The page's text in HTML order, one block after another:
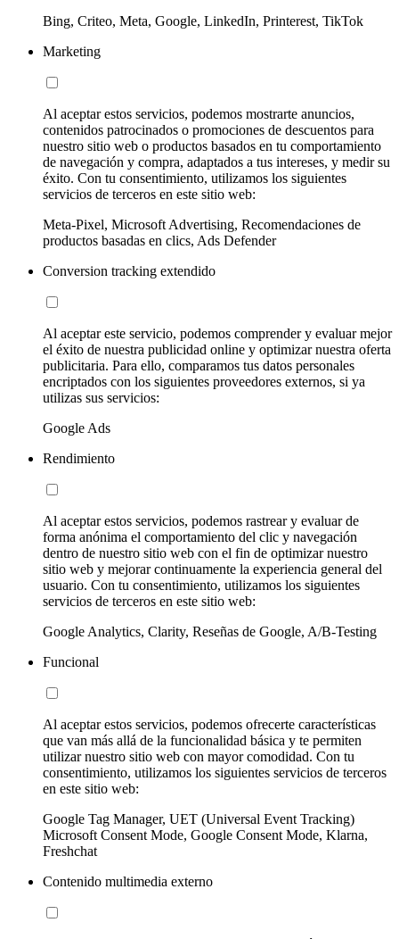
Bing, Criteo, Meta, Google, LinkedIn, Printerest, TikTok
Marketing
Al aceptar estos servicios, podemos mostrarte anuncios,
contenidos patrocinados o promociones de descuentos para
nuestro sitio web o productos basados en tu comportamiento
de navegación y compra, adaptados a tus intereses, y medir su
éxito. Con tu consentimiento, utilizamos los siguientes
servicios de terceros en este sitio web:
Meta-Pixel, Microsoft Advertising, Recomendaciones de
productos basadas en clics, Ads Defender
Conversion tracking extendido
Al aceptar este servicio, podemos comprender y evaluar mejor
el éxito de nuestra publicidad online y optimizar nuestra oferta
publicitaria. Para ello, comparamos tus datos personales
encriptados con los siguientes proveedores externos, si ya
utilizas sus servicios:
Google Ads
Rendimiento
Al aceptar estos servicios, podemos rastrear y evaluar de
forma anónima el comportamiento del clic y navegación
dentro de nuestro sitio web con el fin de optimizar nuestro
sitio web y mejorar continuamente la experiencia general del
usuario. Con tu consentimiento, utilizamos los siguientes
servicios de terceros en este sitio web:
Google Analytics, Clarity, Reseñas de Google, A/B-Testing
Funcional
Al aceptar estos servicios, podemos ofrecerte características
que van más allá de la funcionalidad básica y te permiten
utilizar nuestro sitio web con mayor comodidad. Con tu
consentimiento, utilizamos los siguientes servicios de terceros
en este sitio web:
Google Tag Manager, UET (Universal Event Tracking)
Microsoft Consent Mode, Google Consent Mode, Klarna,
Freshchat
Contenido multimedia externo